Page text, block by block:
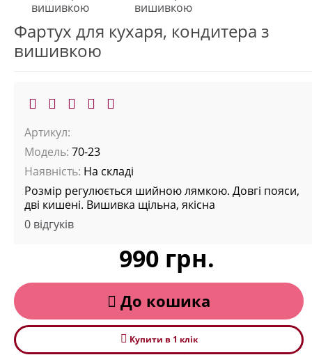
Фартух для кухаря, кондитера з
вишивкою
Артикул:
Модель: 70-23
Наявність: На складі
Розмір регулюється шийною лямкою. Довгі пояси,
дві кишені. Вишивка щільна, якісна
0 відгуків
990 грн.
До кошика
Купити в 1 клiк